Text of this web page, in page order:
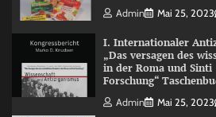
Admin Mai 25, 2023
I. Internationaler
„Das versagen des
in der Roma und Sinti
Forschung“
Admin Mai 25, 2023